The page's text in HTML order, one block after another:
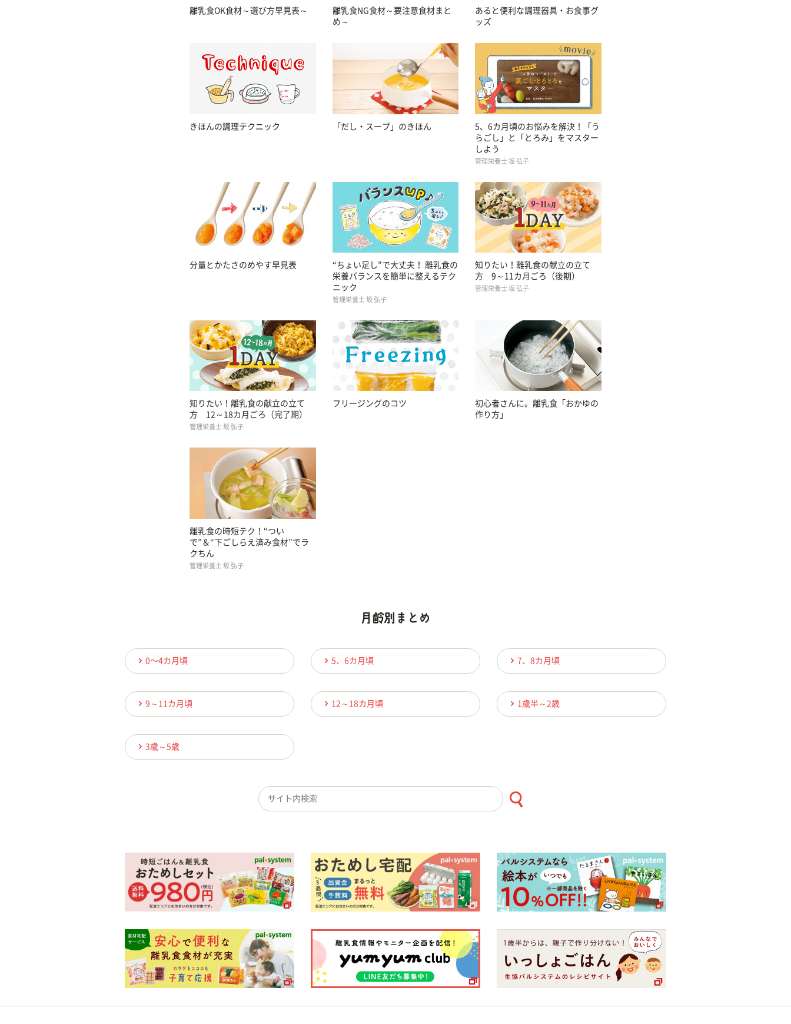
離乳食OK食材～選び方早見表～
離乳食NG食材～要注意食材まと
め～
あると便利な調理器具・お食事グ
ッズ
きほんの調理テクニック 「だし・スープ」のきほん
5、6カ月頃のお悩みを解決！「う
らごし」と「とろみ」をマスター
しよう
管理栄養士 坂 弘子
分量とかたさのめやす早見表
“ちょい足し”で大丈夫！ 離乳食の
栄養バランスを簡単に整えるテク
ニック
管理栄養士 坂 弘子
知りたい！離乳食の献立の立て
方 9～11カ月ごろ（後期）
管理栄養士 坂 弘子
知りたい！離乳食の献立の立て
方 12～18カ月ごろ（完了期）
管理栄養士 坂 弘子
フリージングのコツ
初心者さんに。離乳食「おかゆの
作り方」
離乳食の時短テク！“つい
で”＆“下ごしらえ済み食材”でラ
クちん
管理栄養士 坂 弘子
0〜4カ月頃 5、6カ月頃 7、8カ月頃
9～11カ月頃 12～18カ月頃 1歳半～2歳
3歳～5歳
検索キーワード入力